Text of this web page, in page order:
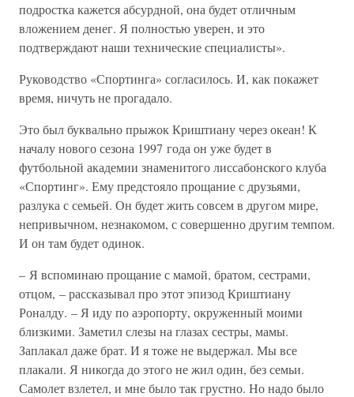
подростка кажется абсурдной, она будет отличным
вложением денег. Я полностью уверен, и это
подтверждают наши технические специалисты».
Руководство «Спортинга» согласилось. И, как покажет
время, ничуть не прогадало.
Это был буквально прыжок Криштиану через океан! К
началу нового сезона 1997 года он уже будет в
футбольной академии знаменитого лиссабонского клуба
«Спортинг». Ему предстояло прощание с друзьями,
разлука с семьей. Он будет жить совсем в другом мире,
непривычном, незнакомом, с совершенно другим темпом.
И он там будет одинок.
– Я вспоминаю прощание с мамой, братом, сестрами,
отцом, – рассказывал про этот эпизод Криштиану
Роналду. – Я иду по аэропорту, окруженный моими
близкими. Заметил слезы на глазах сестры, мамы.
Заплакал даже брат. И я тоже не выдержал. Мы все
плакали. Я никогда до этого не жил один, без семьи.
Самолет взлетел, и мне было так грустно. Но надо было